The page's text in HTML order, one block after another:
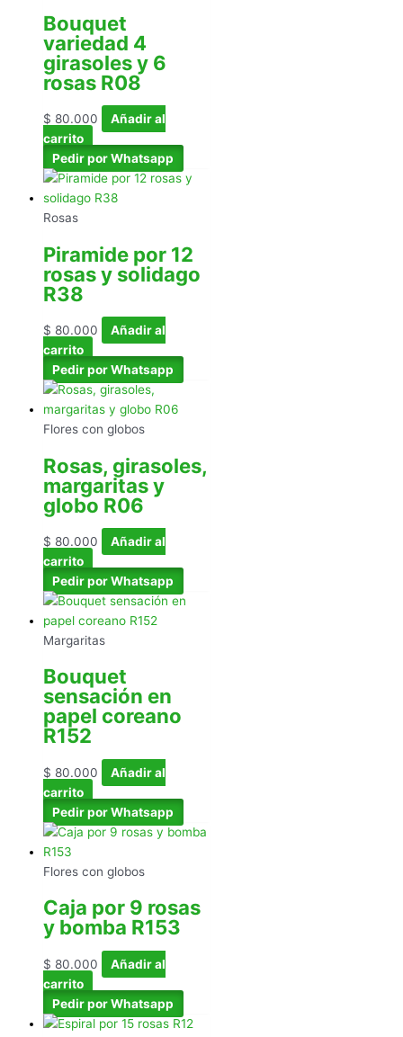
Bouquet
variedad 4
girasoles y 6
rosas R08
$ 80.000
Añadir al
carrito
Pedir por Whatsapp
Rosas
Piramide por 12
rosas y solidago
R38
$ 80.000
Añadir al
carrito
Pedir por Whatsapp
Flores con globos
Rosas, girasoles,
margaritas y
globo R06
$ 80.000
Añadir al
carrito
Pedir por Whatsapp
Margaritas
Bouquet
sensación en
papel coreano
R152
$ 80.000
Añadir al
carrito
Pedir por Whatsapp
Flores con globos
Caja por 9 rosas
y bomba R153
$ 80.000
Añadir al
carrito
Pedir por Whatsapp